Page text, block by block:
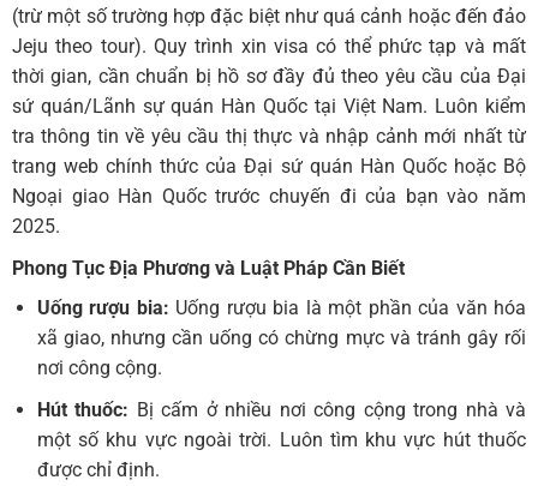
(trừ một số trường hợp đặc biệt như quá cảnh hoặc đến đảo
Jeju theo tour). Quy trình xin visa có thể phức tạp và mất
thời gian, cần chuẩn bị hồ sơ đầy đủ theo yêu cầu của Đại
sứ quán/Lãnh sự quán Hàn Quốc tại Việt Nam. Luôn kiểm
tra thông tin về yêu cầu thị thực và nhập cảnh mới nhất từ
trang web chính thức của Đại sứ quán Hàn Quốc hoặc Bộ
Ngoại giao Hàn Quốc trước chuyến đi của bạn vào năm
2025.
Phong Tục Địa Phương và Luật Pháp Cần Biết
Uống rượu bia: Uống rượu bia là một phần của văn hóa
xã giao, nhưng cần uống có chừng mực và tránh gây rối
nơi công cộng.
Hút thuốc: Bị cấm ở nhiều nơi công cộng trong nhà và
một số khu vực ngoài trời. Luôn tìm khu vực hút thuốc
được chỉ định.